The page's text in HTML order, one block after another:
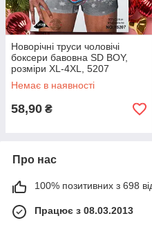
Новорічні труси чоловічі
боксери бавовна SD BOY,
розміри XL-4XL, 5207
Немає в наявності
58,90 ₴
Про нас
100% позитивних з 698
Працює з 08.03.2013